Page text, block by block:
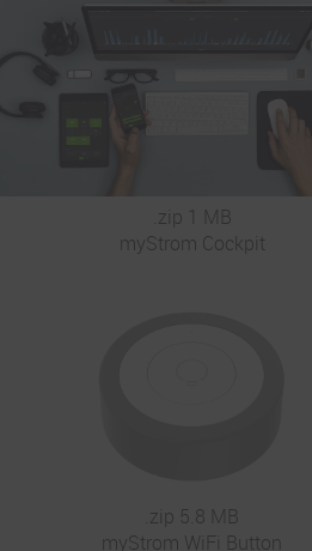
.zip 1 MB
myStrom Cockpit
.zip 5.8 MB
myStrom WiFi Button